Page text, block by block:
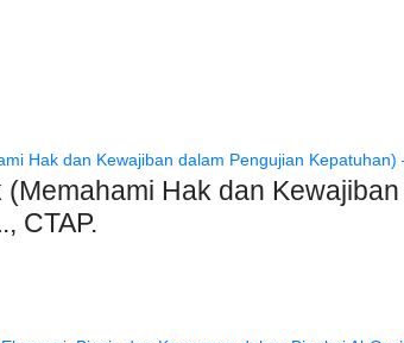
Hak dan
CTAP.